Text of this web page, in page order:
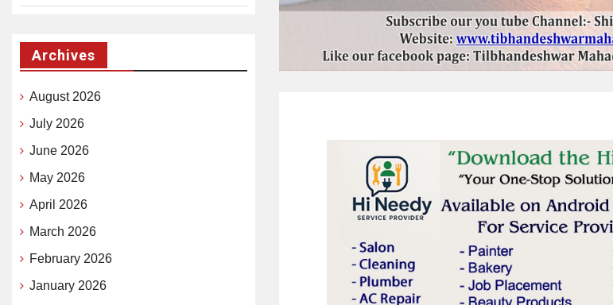
Archives
August 2026
July 2026
June 2026
May 2026
April 2026
March 2026
February 2026
January 2026